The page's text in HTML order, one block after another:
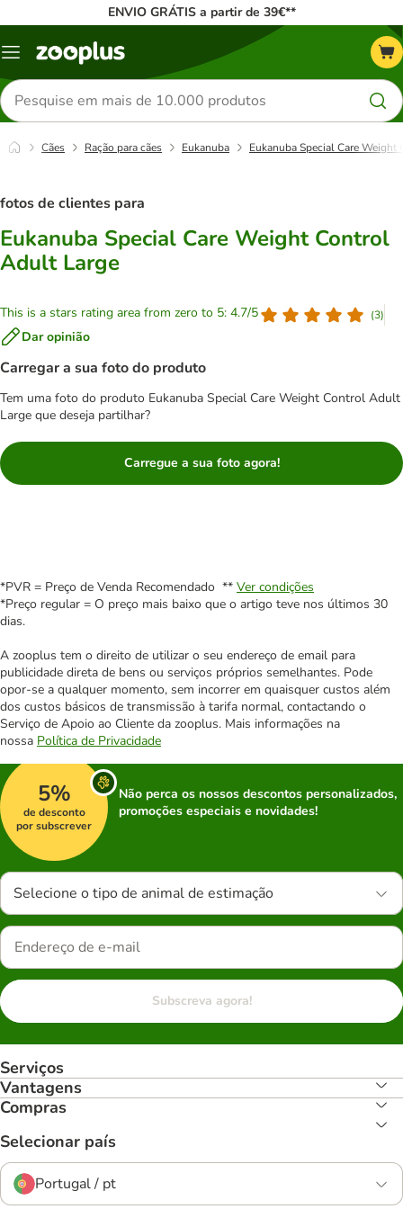
ENVIO GRÁTIS a partir de 39€**
Menu
Pesquisar
produtos
Cães Ração para cães Eukanuba Eukanuba Special Care
fotos de clientes para
Eukanuba Special Care Weight Control
Adult Large
This is a stars rating area from zero to 5: 4.7/5 (3)
Dar opinião
Carregar a sua foto do produto
Tem uma foto do produto Eukanuba Special Care Weight Control Adult
Large que deseja partilhar?
Carregue a sua foto agora!
*PVR = Preço de Venda Recomendado ** Ver condições
*Preço regular = O preço mais baixo que o artigo teve nos últimos 30
dias.
A zooplus tem o direito de utilizar o seu endereço de email para
publicidade direta de bens ou serviços próprios semelhantes. Pode
opor-se a qualquer momento, sem incorrer em quaisquer custos além
dos custos básicos de transmissão à tarifa normal, contactando o
Serviço de Apoio ao Cliente da zooplus. Mais informações na
nossa Política de Privacidade
5%
de desconto
por subscrever
Não perca os nossos descontos personalizados,
promoções especiais e novidades!
Selecione o tipo de animal de estimação
Subscreva agora!
Serviços
Vantagens
Compras
Selecionar país
Portugal / pt